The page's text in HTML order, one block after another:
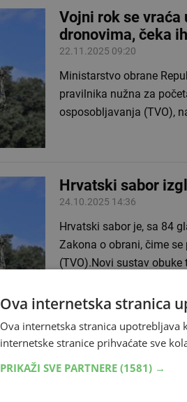
Vojni rok se vraća
dronovima, čeka
22.11.2025 09:20
Ministarstvo obrane
pravilnika nužna za
osposobljavanja (TVO),
Hrvatski sabor
24.10.2025 14:36
Hrvatski sabor je, sa 84
Zakona o obrani, čime
(TVO).Novi sustav obuke
Ruski hakeri
britanskog
Ova internetska stranica
Ova internetska stranica upotrebljava
internetske stranice prihvaćate sve
PRIKAŽI SVE PARTNERE (1581) →